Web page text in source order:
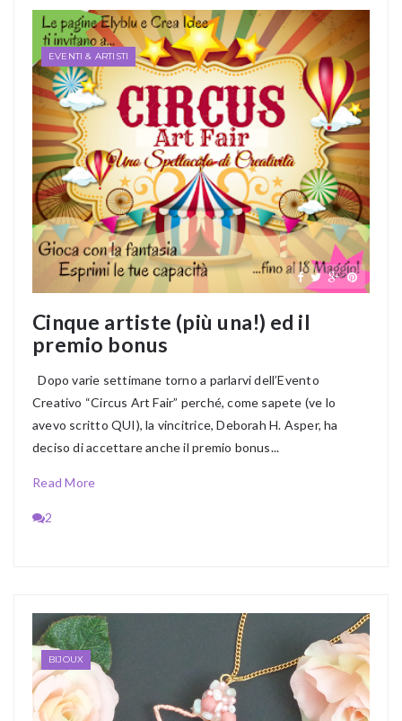
Cinque artiste (più una!) ed il
premio bonus
Dopo varie settimane torno a parlarvi dell’Evento
Creativo “Circus Art Fair” perché, come sapete (ve lo
avevo scritto QUI), la vincitrice, Deborah H. Asper, ha
deciso di accettare anche il premio bonus...
Read More
2
EVENTI & ARTISTI
BIJOUX